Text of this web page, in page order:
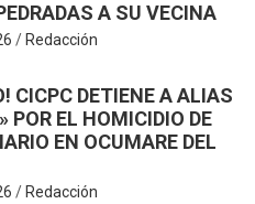
A SU VECINA
Redacción
CICPC DETIENE A ALIAS
POR EL HOMICIDIO DE
EN OCUMARE DEL
Redacción